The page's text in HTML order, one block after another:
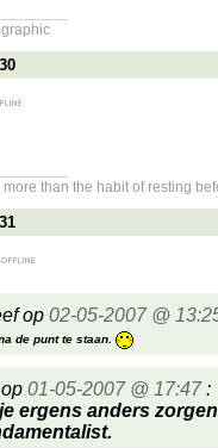
than the habit of resting
op 02-05-2007 @
de punt te staan.
01-05-2007 @ 17:47:
ergens anders